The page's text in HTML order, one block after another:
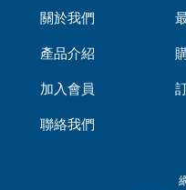
關於我們
產品介紹
加入會員
聯絡我們